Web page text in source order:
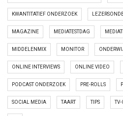
KWANTITATIEF ONDERZOEK
MAGAZINE MEDIATESTDAG
MIDDELENMIX MONITOR
ONLINE INTERVIEWS ONLINE VIDEO
PODCAST ONDERZOEK PRE-ROLLS
SOCIAL MEDIA TAART TIPS TV-